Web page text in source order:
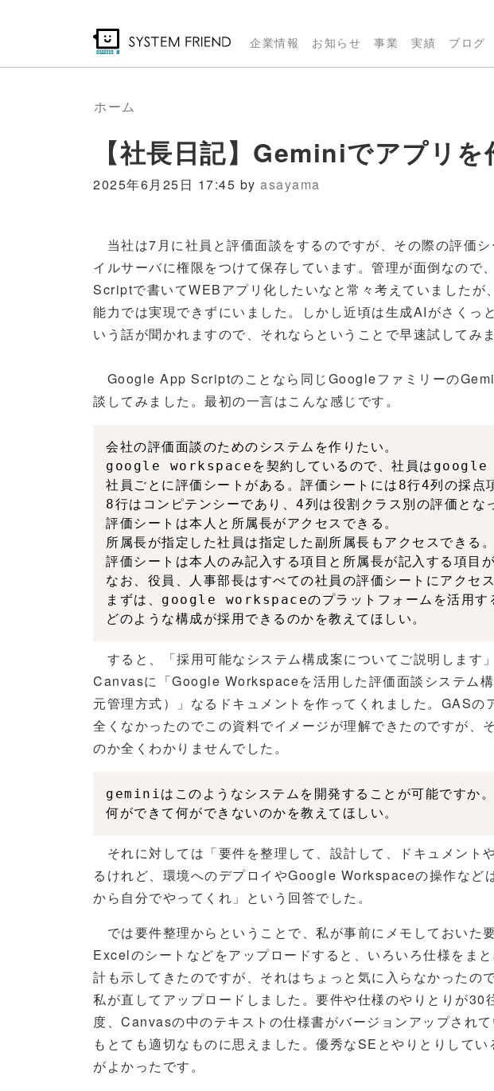
企業情報 お知らせ 事業 実績 ブログ
ホーム
【社長日記】Geminiでアプリを
2025年6月25日 17:45 by asayama
当社は7月に社員と評価面談をするのですが、その際の評価
イルサーバに権限をつけて保存しています。管理が面倒なの
Scriptで書いてWEBアプリ化したいなと常々考えていましたが
能力では実現できずにいました。しかし近頃は生成AIがさくっ
いう話が聞かれますので、それならということで早速試してみま
Google App Scriptのことなら同じGoogleファミリーの
談してみました。最初の一言はこんな感じです。
会社の評価面談のためのシステムを作りたい。
google workspaceを契約しているので、社員はgoogle
社員ごとに評価シートがある。評価シートには8行4列の採点
8行はコンピテンシーであり、4列は役割クラス別の評価とな
評価シートは本人と所属長がアクセスできる。
所属長が指定した社員は指定した副所属長もアクセスできる。
評価シートは本人のみ記入する項目と所属長が記入する項目が
なお、役員、人事部長はすべての社員の評価シートにアクセス
まずは、google workspaceのプラットフォームを活用す
どのような構成が採用できるのかを教えてほしい。
すると、「採用可能なシステム構成案についてご説明します
Canvasに「Google Workspaceを活用した評価面談システム
元管理方式）」なるドキュメントを作ってくれました。GASの
全くなかったのでこの資料でイメージが理解できたのですが、
のか全くわかりませんでした。
geminiはこのようなシステムを開発することが可能ですか。
何ができて何ができないのかを教えてほしい。
それに対しては「要件を整理して、設計して、ドキュメント
るけれど、環境へのデプロイやGoogle Workspaceの操作など
から自分でやってくれ」という回答でした。
では要件整理からということで、私が事前にメモしておいた
Excelのシートなどをアップロードすると、いろいろ仕様をま
計も示してきたのですが、それはちょっと気に入らなかったの
私が直してアップロードしました。要件や仕様のやりとりが30
度、Canvasの中のテキストの仕様書がバージョンアップされ
もとても適切なものに思えました。優秀なSEとやりとりして
がよかったです。